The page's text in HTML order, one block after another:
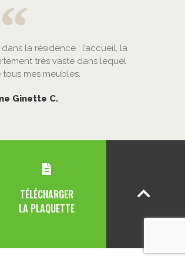
la résidence : l’accueil, la
très vaste dans lequel
tous mes meubles.
Ginette C.
TÉLÉCHARGER
LA PLAQUETTE